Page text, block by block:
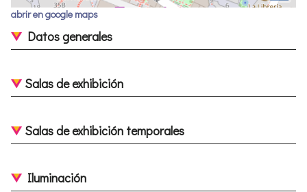
abrir en google maps
Datos generales
Salas de exhibición
Salas de exhibición temporales
Iluminación